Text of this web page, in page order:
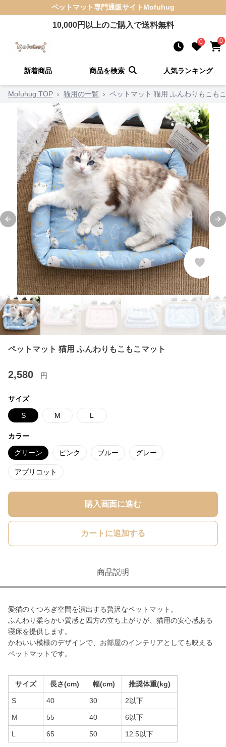
ペットマット専門通販サイト Mofuhug
10,000円以上のご購入で送料無料
0 0
新着商品 商品を検索 人気ランキング
Mofuhug TOP › 猫用の一覧 › ペットマット 猫用 ふんわりもこも
Previous slide
ペットマット 猫用 ふんわりもこもこマット
2,580 円
サイズ
S M L
カラー
グリーン ピンク ブルー グレー
アプリコット
購入画面に進む
カートに追加する
商品説明
愛猫のくつろぎ空間を演出する贅沢なペットマット。
ふんわり柔らかい質感と四方の立ち上がりが、猫用の安心感ある
寝床を提供します。
かわいい模様のデザインで、お部屋のインテリアとしても映える
ペットマットです。
サイズ 長さ(cm) 幅(cm) 推奨体重(kg)
S 40 30 2以下
M 55 40 6以下
L 65 50 12.5以下